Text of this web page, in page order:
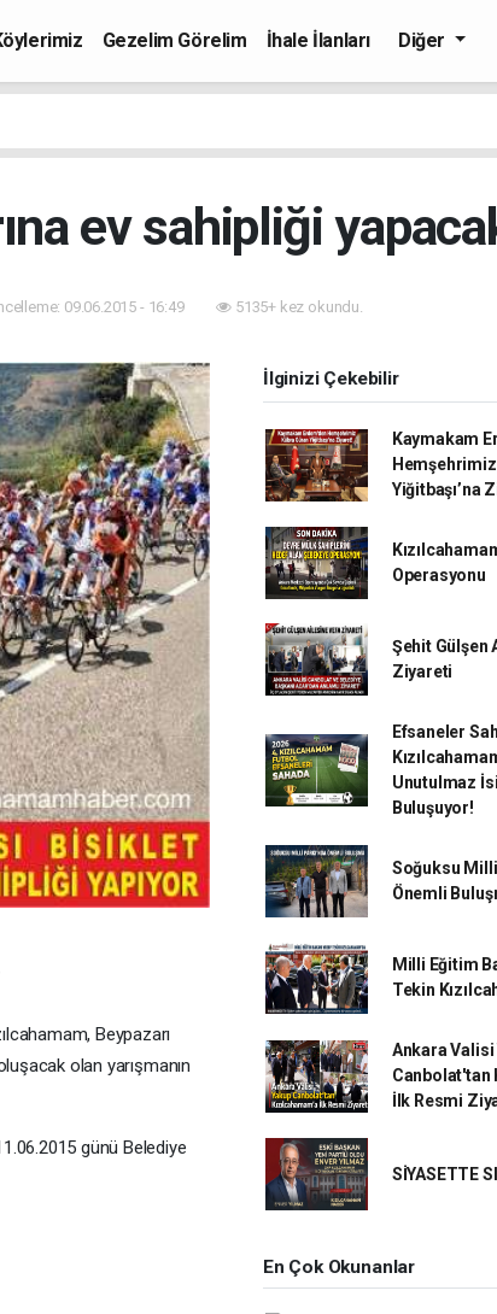
Gezelim Görelim
İhale İlanları
Diğer
ev sahipliği
09.06.2015 - 16:49 5135+ kez okundu.
Beypazarı
olan yarışmanın
günü Belediye
İlginizi Çekebilir
Kaymakam
Yiğitbaşı’na
Operasyonu
Şehit Gülşen
Ziyareti
Efsaneler
Unutulmaz
Buluşuyor!
Soğuksu Milli
Önemli
Milli Eğitim
Tekin
Ankara Valisi
Canbolat'tan
İlk Resmi
SİYASETTE
En Çok Okunanlar